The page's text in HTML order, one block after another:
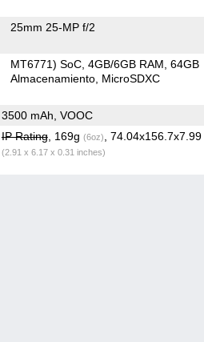
25mm 25-MP f/2
MT6771) SoC 4GB/6GB RAM 64GB
Almacenamiento MicroSDXC
3500 mAh, VOOC
IP Rating, 169g (6oz) ,
(2.91 x 6.17 x 0.31 inches)